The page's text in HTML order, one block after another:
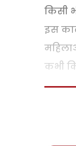
किसी
इस
कभी